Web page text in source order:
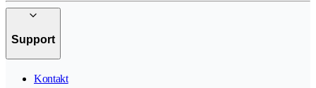
Support
Kontakt